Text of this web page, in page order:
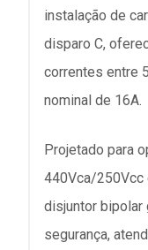
instalação de
disparo C,
correntes entre
nominal de 16A.
Projetado para
440Vca/
disjuntor bipolar
segurança,